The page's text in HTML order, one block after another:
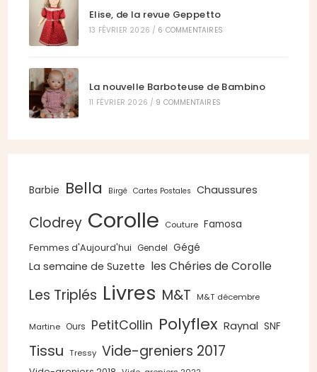
Elise, de la revue Geppetto
13 FÉVRIER 2026 / 6 COMMENTAIRES
La nouvelle Barboteuse de Bambino
11 FÉVRIER 2026 / 9 COMMENTAIRES
Barbie Bella Birgé Cartes Postales Chaussures
Clodrey Corolle Couture Famosa
Femmes d'Aujourd'hui Gendel Gégé
La semaine de Suzette les Chéries de Corolle
Les Triplés Livres M&T M&T décembre
Martine Ours PetitCollin Polyflex Raynal SNF
Tissu Tressy Vide-greniers 2017